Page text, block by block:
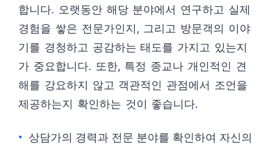
합니다. 오랫동안 해당 분야에서 연구하고 실제
경험을 쌓은 전문가인지, 그리고 방문객의 이야
기를 경청하고 공감하는 태도를 가지고 있는지
가 중요합니다. 또한, 특정 종교나 개인적인 견
해를 강요하지 않고 객관적인 관점에서 조언을
제공하는지 확인하는 것이 좋습니다.
상담가의 경력과 전문 분야를 확인하여 자신의